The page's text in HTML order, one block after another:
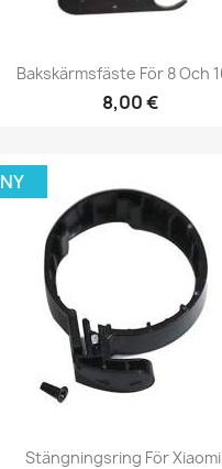
Bakskärmsfäste För 8 Och
8,00 €
Stängningsring För
NY